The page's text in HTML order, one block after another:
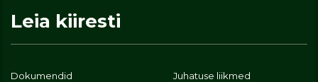
Leia kiiresti
Dokumendid Juhatuse liikmed